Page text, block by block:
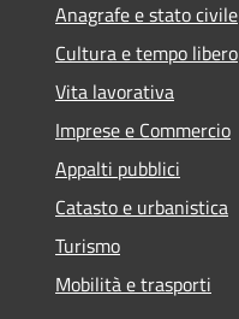
Anagrafe e stato civile
Cultura e tempo libero
Vita lavorativa
Imprese e Commercio
Appalti pubblici
Catasto e urbanistica
Turismo
Mobilità e trasporti